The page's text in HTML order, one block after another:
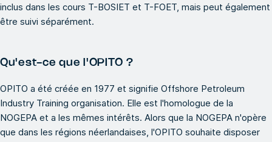
inclus dans les cours T-BOSIET et T-FOET, mais peut également
être suivi séparément.
Qu'est-ce que l'OPITO ?
OPITO a été créée en 1977 et signifie Offshore Petroleum
Industry Training organisation. Elle est l'homologue de la
NOGEPA et a les mêmes intérêts. Alors que la NOGEPA n'opère
que dans les régions néerlandaises, l'OPITO souhaite disposer